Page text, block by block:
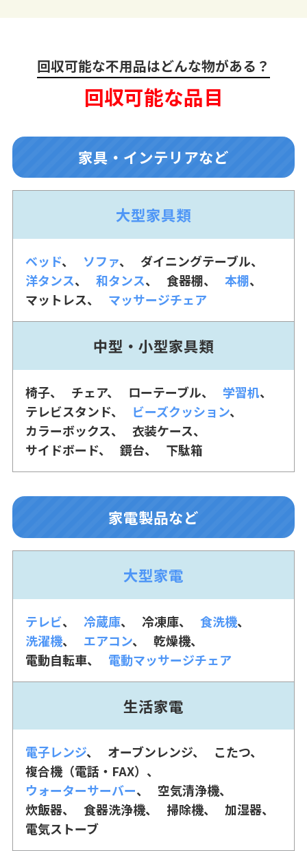
回収可能な不用品はどんな物がある？
回収可能な品目
家具・インテリアなど
大型家具類
ベッド ソファ
ダイニングテーブル
洋タンス
和タンス 食器棚
本棚
マットレス
マッサージチェア
中型・小型家具類
椅子 チェア ローテーブル
学習机
テレビスタンド
ビーズクッション
カラーボックス
衣装ケース
サイドボード
鏡台 下駄箱
家電製品など
大型家電
テレビ 冷蔵庫 冷凍庫
食洗機
洗濯機
エアコン
乾燥機
電動自転車
電動マッサージチェア
生活家電
電子レンジ オーブンレンジ
こたつ
複合機（電話・FAX）
ウォーターサーバー
空気清浄機
炊飯器
食器洗浄機 掃除機
加湿器
電気ストーブ